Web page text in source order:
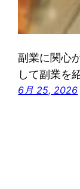
副業に関心
して副業を
6月 25, 2026